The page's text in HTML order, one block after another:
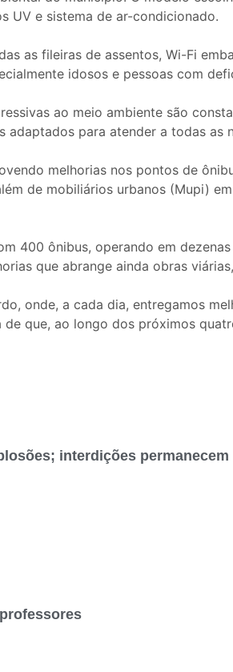
UV e sistema de ar-condicionado.
as fileiras de assentos, Wi-Fi
idosos e pessoas com
ao meio ambiente são
para atender a todas as
melhorias nos pontos de
de mobiliários urbanos (Mupi)
400 ônibus, operando em
que abrange ainda obras
onde, a cada dia, entregamos
que, ao longo dos próximos
interdições permanecem